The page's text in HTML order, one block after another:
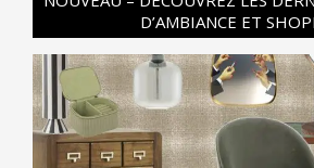
D’AMBIANCE ET